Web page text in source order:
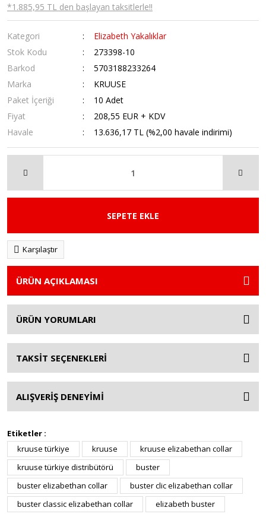
*1.885,95 TL den başlayan taksitlerle!!
Kategori
Elizabeth Yakalıklar
Stok Kodu
273398-10
Barkod
5703188233264
Marka
KRUUSE
Paket İçeriği
10 Adet
Fiyat
208,55 EUR + KDV
Havale
13.636,17 TL (%2,00 havale indirimi)
SEPETE EKLE
Karşılaştır
ÜRÜN AÇIKLAMASI
ÜRÜN YORUMLARI
TAKSİT SEÇENEKLERİ
ALIŞVERİŞ DENEYİMİ
Etiketler :
kruuse türkiye
kruuse
kruuse elizabethan collar
kruuse türkiye distribütörü
buster
buster elizabethan collar
buster clic elizabethan collar
buster classic elizabethan collar
elizabeth buster